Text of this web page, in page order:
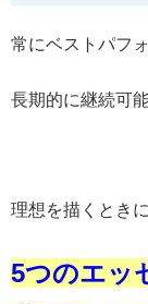
常にベストパフ
長期的に継続可
理想を描くときに
5つのエッ